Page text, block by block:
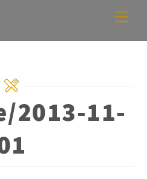
2013-11-